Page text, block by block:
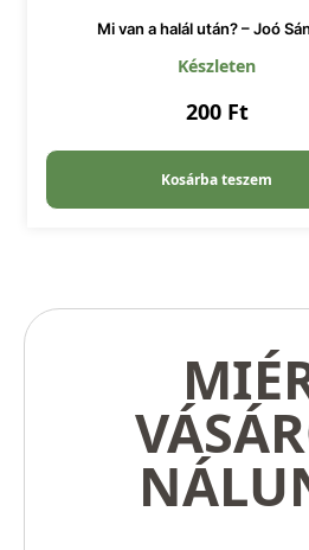
Mi van a halál után? – Joó
Készleten
200 Ft
Kosárba teszem